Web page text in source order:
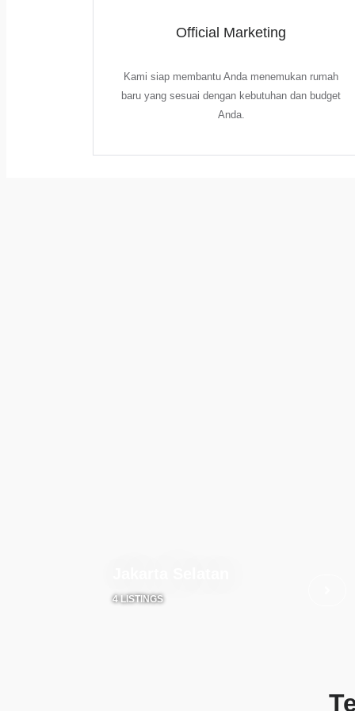
Official Marketing
Kami siap membantu Anda menemukan rumah
baru yang sesuai dengan kebutuhan dan budget
Anda.
4 LISTINGS